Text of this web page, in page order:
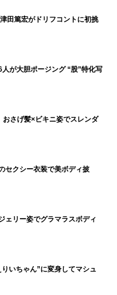
田篤宏がドリフコントに初挑
が大胆ポージング “股”特化写
さげ髪×ビキニ姿でスレンダ
セクシー衣装で美ボディ披
ェリー姿でグラマラスボディ
いちゃん”に変身してマシュ